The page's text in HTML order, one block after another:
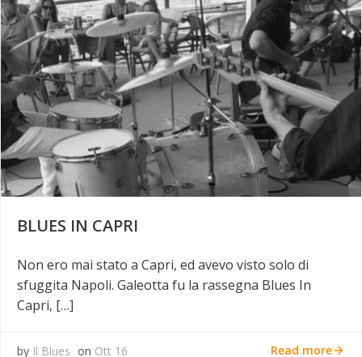
BLUES IN CAPRI
Non ero mai stato a Capri, ed avevo visto solo di
sfuggita Napoli. Galeotta fu la rassegna Blues In
Capri, […]
by Il Blues on Ott 16 Read more